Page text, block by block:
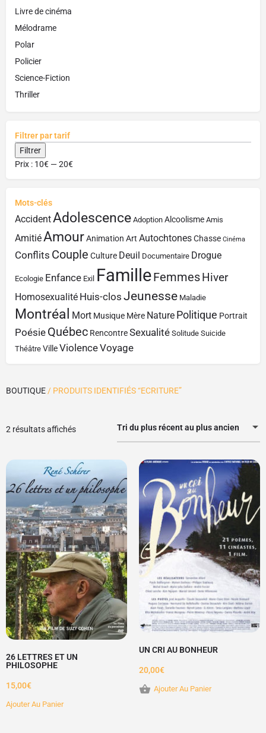
Livre de cinéma
Mélodrame
Polar
Policier
Science-Fiction
Thriller
Filtrer par tarif
Filtrer
Prix : 10€ —20€
Mots-clés
AccidentAdolescence Adoption Alcoolisme Amis
AmitiéAmourAnimation Art AutochtonesChasse Cinéma
Conflits Couple Culture Deuil Documentaire Drogue
Ecologie Enfance Exil FamilleFemmesHiver
Homosexualité Huis-clos Jeunesse Maladie
Montréal Mort Musique Mère Nature Politique Portrait
Poésie Québec RencontreSexualité Solitude Suicide
Théâtre VilleViolenceVoyage
BOUTIQUE / PRODUITS IDENTIFIÉS “ECRITURE”
2 résultats affichés Tri du plus récent au plus ancien
26 LETTRES ET UN
PHILOSOPHE
15,00€
Ajouter Au Panier
UN CRI AU BONHEUR
20,00€
Ajouter Au Panier